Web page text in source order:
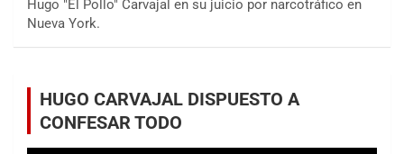
Hugo "El Pollo" Carvajal en su juicio por narcotráfico en
Nueva York.
HUGO CARVAJAL DISPUESTO A
CONFESAR TODO